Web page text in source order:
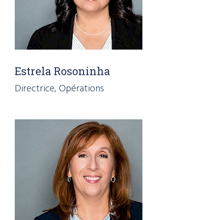
Estrela Rosoninha
Directrice, Opérations